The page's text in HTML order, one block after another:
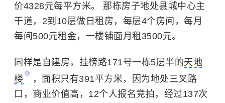
价4328元每平方米。 那栋房子地处县城中心主
干道，2到10层做日租房，每层4个房间，每月
每间500元租金，一楼铺面月租3500元。
同样是自建房，挂榜路171号一栋5层半的天地
楼
，面积只有391平方米，因为地处三叉路
口，商业价值高，12个人报名竞拍，经过137次